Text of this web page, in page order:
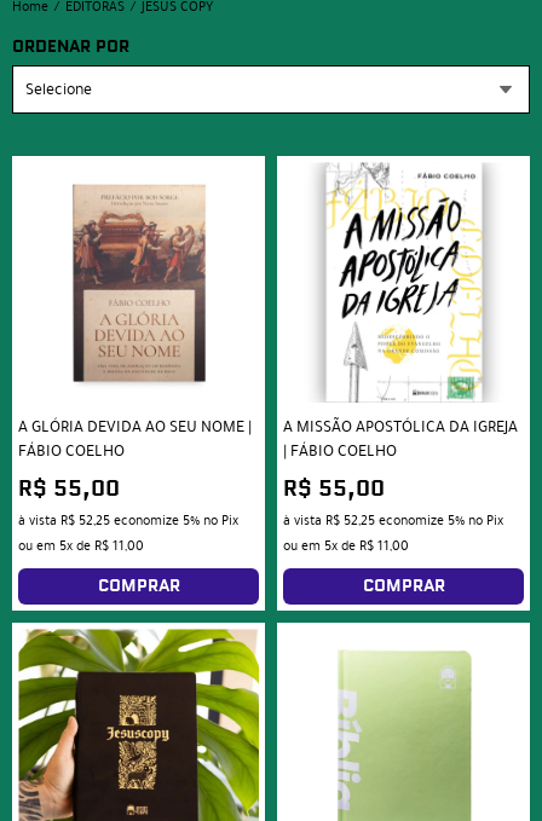
Home EDITORAS JESUS COPY
ORDENAR POR
Selecione
A GLÓRIA DEVIDA AO SEU NOME |
FÁBIO COELHO
R$ 55,00
à vista R$ 52,25economize 5% no Pix
ou em 5xde R$ 11,00
COMPRAR
A MISSÃO APOSTÓLICA DA IGREJA
| FÁBIO COELHO
R$ 55,00
à vista R$ 52,25economize 5% no Pix
ou em 5xde R$ 11,00
COMPRAR